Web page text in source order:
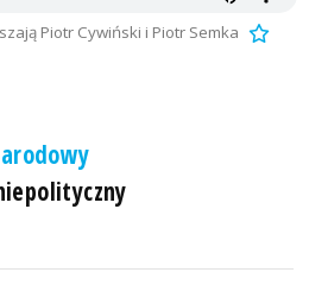
Piotr Cywiński i Piotr Semka